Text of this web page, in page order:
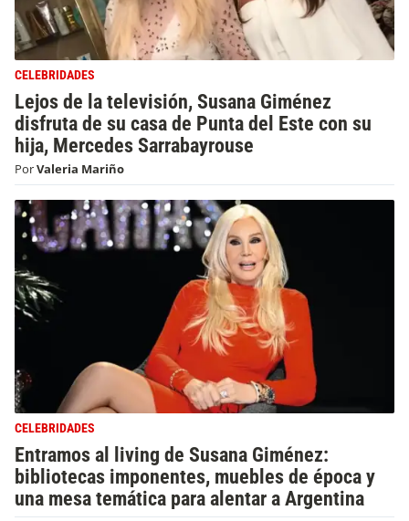
CELEBRIDADES
Lejos de la televisión, Susana Giménez
disfruta de su casa de Punta del Este con su
hija, Mercedes Sarrabayrouse
PorValeria Mariño
CELEBRIDADES
Entramos al living de Susana Giménez:
bibliotecas imponentes, muebles de época y
una mesa temática para alentar a Argentina